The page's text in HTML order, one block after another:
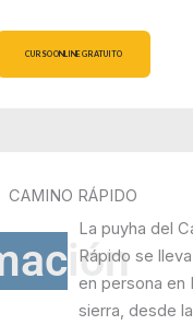
CURSO ONLINE GRATUITO
CAMINO RÁPIDO
La puyha del
Rápido se
en persona en
sierra, desde